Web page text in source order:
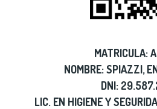
MATRICULA:
NOMBRE: SPIAZZI,
DNI:
LIC. EN HIGIENE Y